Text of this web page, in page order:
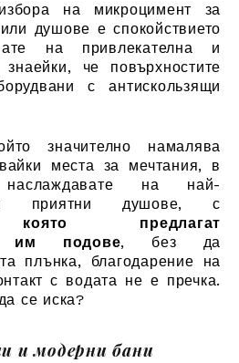
на микроцимент за
душове е спокойствието
на привлекателна и
че повърхностите
с антискользящи
значително намалява
места за мечтания, в
на най-
и приятни душове, с
която предлагат
им подове, без да
плънка, благодарение на
с водата не е пречка.
се иска?
и модерни бани